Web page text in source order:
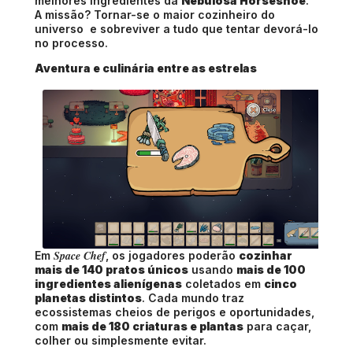
A missão? Tornar-se o maior cozinheiro do
universo e sobreviver a tudo que tentar devorá-lo
no processo.
Aventura e culinária entre as estrelas
Em Space Chef, os jogadores poderão cozinhar
mais de 140 pratos únicos usando mais de 100
ingredientes alienígenas coletados em cinco
planetas distintos. Cada mundo traz
ecossistemas cheios de perigos e oportunidades,
com mais de 180 criaturas e plantas para caçar,
colher ou simplesmente evitar.